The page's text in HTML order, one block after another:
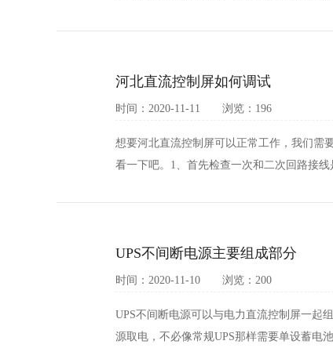
河北直流控制屏如何调试
时间：2020-11-11 浏览：196
想要河北直流控制屏可以正常工作，我们需
看一下吧。1、首先检查一次和二次回路接
UPS不间断电源主要组成部分
时间：2020-11-10 浏览：200
UPS不间断电源可以与电力直流控制屏一起
源取电，不必像常规UPS那样需要单设蓄电